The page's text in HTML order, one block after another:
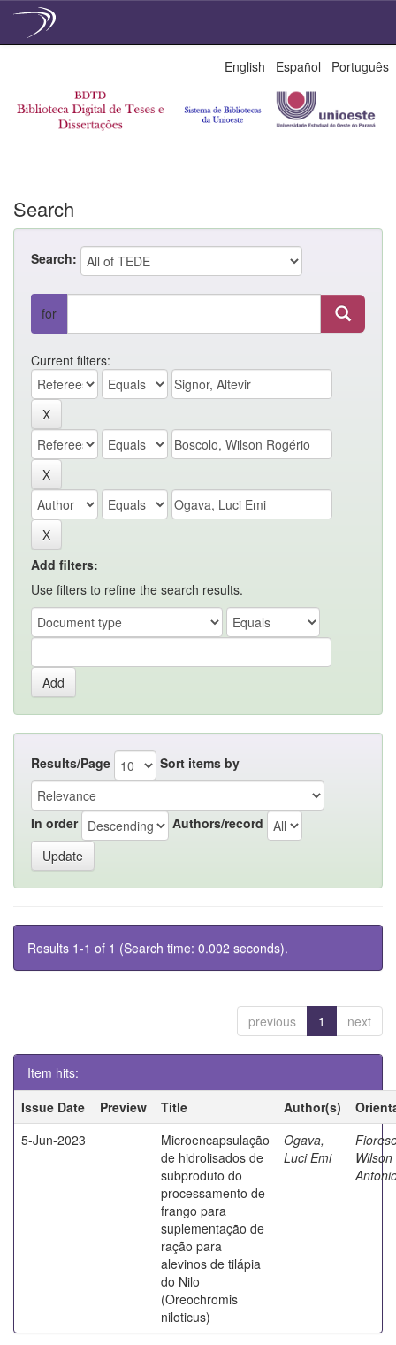
English Español Português
Search
Search:
for
Current filters:
Add filters:
Use filters to refine the search results.
Results/Page Sort items by
In order Authors/record
Results 1-1 of 1 (Search time: 0.002 seconds).
previous 1 next
Item hits:
Issue Date
Preview Title Author(s)
5-Jun-2023
Microencapsulação
de hidrolisados de
subproduto do
processamento de
frango para
suplementação de
ração para
alevinos de tilápia
do Nilo
(Oreochromis
niloticus)
Ogava,
Luci Emi
Wilson